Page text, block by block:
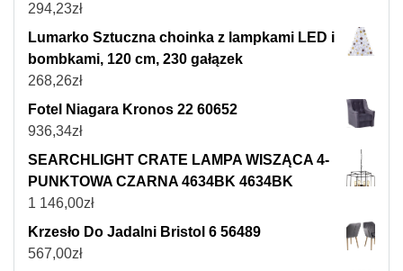
294,23zł
Lumarko Sztuczna choinka z lampkami LED i
bombkami, 120 cm, 230 gałązek
268,26zł
Fotel Niagara Kronos 22 60652
936,34zł
SEARCHLIGHT CRATE LAMPA WISZĄCA 4-
PUNKTOWA CZARNA 4634BK 4634BK
1 146,00zł
Krzesło Do Jadalni Bristol 6 56489
567,00zł